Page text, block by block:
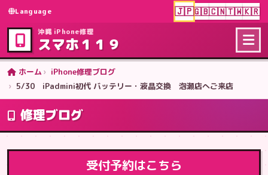
Language 🇯🇵🇬🇧🇨🇳🇹🇼🇰🇷
沖縄 iPhone修理
スマホ１１９
ホーム
iPhone修理ブログ
5/30 iPadmini初代 バッテリー・液晶交換 泡瀬店へご来店
修理ブログ
受付予約はこちら